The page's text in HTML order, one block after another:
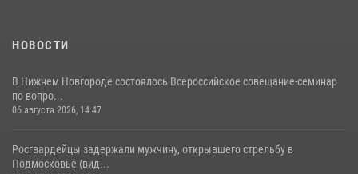
НОВОСТИ
В Нижнем Новгороде состоялось Всероссийское совещание-семинар
по вопро...
06 августа 2026, 14:47
Росгвардейцы задержали мужчину, открывшего стрельбу в
Подмосковье (вид...